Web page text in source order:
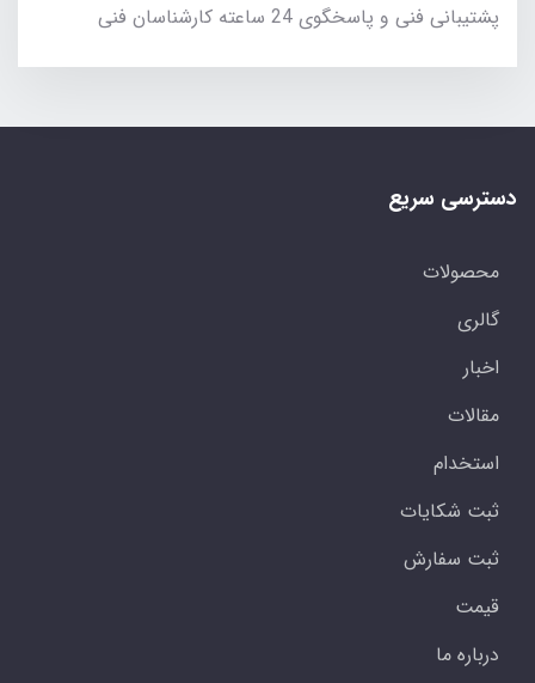
پشتیبانی فنی و پاسخگوی 24 ساعته کارشناسان فنی
دسترسی سریع
محصولات
گالری
اخبار
مقالات
استخدام
ثبت شکایات
ثبت سفارش
قیمت
درباره ما